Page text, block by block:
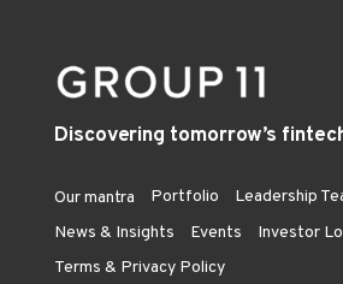
Discovering tomorrow’s
Our mantra Portfolio
Leadership
News & Insights
Events
Investor
Terms & Privacy Policy